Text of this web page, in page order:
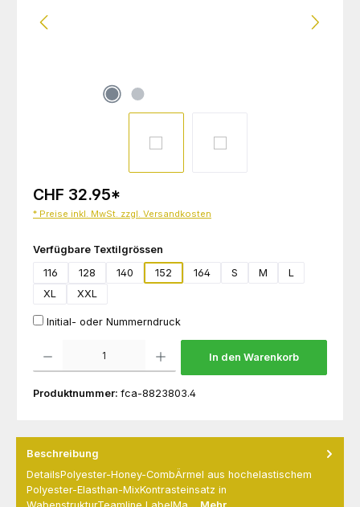
CHF 32.95*
* Preise inkl. MwSt. zzgl. Versandkosten
Verfügbare Textilgrössen
116
128 140 152 164 S M
L
XL
XXL
Initial- oder Nummerndruck
In den Warenkorb
Produktnummer: fca-8823803.4
Beschreibung
DetailsPolyester-Honey-CombÄrmel aus hochelastischem
Polyester-Elasthan-MixKontrasteinsatz in